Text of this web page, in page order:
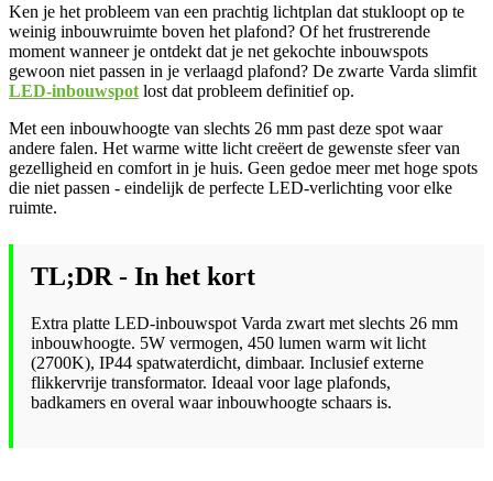
Ken je het probleem van een prachtig lichtplan dat stukloopt op te
weinig inbouwruimte boven het plafond? Of het frustrerende
moment wanneer je ontdekt dat je net gekochte inbouwspots
gewoon niet passen in je verlaagd plafond? De zwarte Varda slimfit
LED-inbouwspot lost dat probleem definitief op.
Met een inbouwhoogte van slechts 26 mm past deze spot waar
andere falen. Het warme witte licht creëert de gewenste sfeer van
gezelligheid en comfort in je huis. Geen gedoe meer met hoge spots
die niet passen - eindelijk de perfecte LED-verlichting voor elke
ruimte.
TL;DR - In het kort
Extra platte LED-inbouwspot Varda zwart met slechts 26 mm
inbouwhoogte. 5W vermogen, 450 lumen warm wit licht
(2700K), IP44 spatwaterdicht, dimbaar. Inclusief externe
flikkervrije transformator. Ideaal voor lage plafonds,
badkamers en overal waar inbouwhoogte schaars is.